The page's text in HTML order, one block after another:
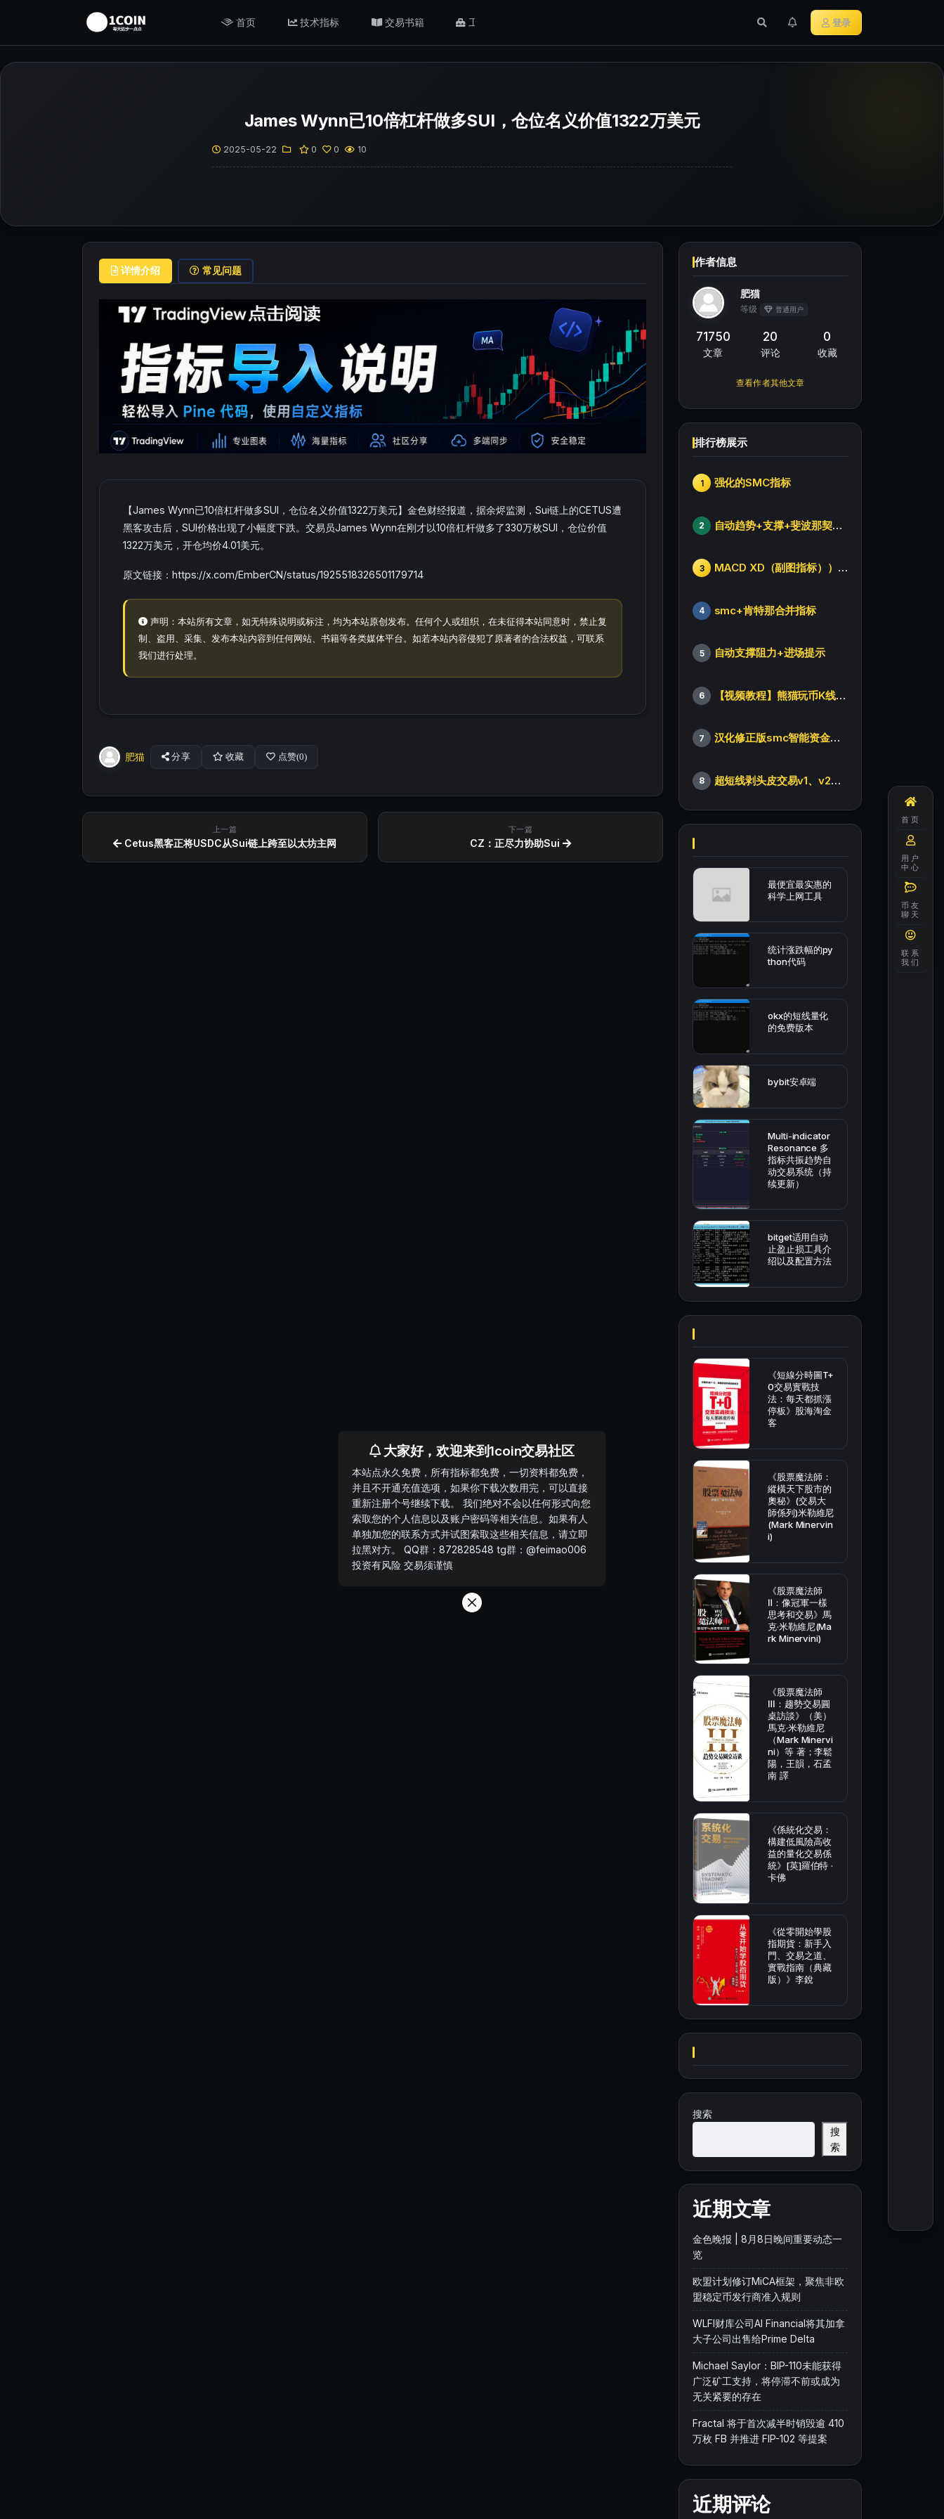
首页 技术指标 交易书籍 工具/返佣 登录
James Wynn已10倍杠杆做多SUI，仓位名义价值1322万美元
2025-05-22 0 0 10
详情介绍 常见问题
【James Wynn已10倍杠杆做多SUI，仓位名义价值1322万美元】金色财经报道，据余烬监测，Sui链上的CETUS遭
黑客攻击后，SUI价格出现了小幅度下跌。交易员James Wynn在刚才以10倍杠杆做多了330万枚SUI，仓位价值
1322万美元，开仓均价4.01美元。
原文链接：https://x.com/EmberCN/status/1925518326501179714
声明：本站所有文章，如无特殊说明或标注，均为本站原创发布。任何个人或组织，在未征得本站同意时，禁止复
制、盗用、采集、发布本站内容到任何网站、书籍等各类媒体平台。如若本站内容侵犯了原著者的合法权益，可联系
我们进行处理。
肥猫 分享 收藏 点赞(0)
上一篇
Cetus黑客正将USDC从Sui链上跨至以太坊主网
下一篇
CZ：正尽力协助Sui
作者信息
肥猫
等级 普通用户
71750
文章
20
评论
0
收藏
查看作者其他文章
排行榜展示
1 强化的SMC指标
2 自动趋势+支撑+斐波那契+箱体
3 MACD XD（副图指标））修改版
4 smc+肯特那合并指标
5 自动支撑阻力+进场提示
6 【视频教程】熊猫玩币K线后的秘密（全集）
7 汉化修正版smc智能资金订单指标
8 超短线剥头皮交易v1、v2版本
最便宜最实惠的
科学上网工具
统计涨跌幅的py
thon代码
okx的短线量化
的免费版本
bybit安卓端
Multi-indicator
Resonance 多
指标共振趋势自
动交易系统（持
续更新）
bitget适用自动
止盈止损工具介
绍以及配置方法
《短線分時圖T+
0交易實戰技
法：每天都抓漲
停板》股海淘金
客
《股票魔法師：
縱橫天下股市的
奧秘》(交易大
師係列)米勒維尼
(Mark Minervin
i)
《股票魔法師
Ⅱ：像冠軍一樣
思考和交易》馬
克·米勒維尼(Ma
rk Minervini)
《股票魔法師
Ⅲ：趨勢交易圓
桌訪談》（美）
馬克·米勒維尼
（Mark Minervi
ni）等 著；李鬆
陽，王韻，石孟
南 譯
《係統化交易：
構建低風險高收
益的量化交易係
統》[英]羅伯特 ·
卡佛
《從零開始學股
指期貨：新手入
門、交易之道、
實戰指南（典藏
版）》李銳
搜索
搜
索
近期文章
金色晚报 | 8月8日晚间重要动态一
览
欧盟计划修订MiCA框架，聚焦非欧
盟稳定币发行商准入规则
WLFI财库公司AI Financial将其加拿
大子公司出售给Prime Delta
Michael Saylor：BIP-110未能获得
广泛矿工支持，将停滞不前或成为
无关紧要的存在
Fractal 将于首次减半时销毁逾 410
万枚 FB 并推进 FIP-102 等提案
近期评论
首页
用户
中心
币友
聊天
联系
我们
大家好，欢迎来到1coin交易社区
本站点永久免费，所有指标都免费，一切资料都免费，
并且不开通充值选项，如果你下载次数用完，可以直接
重新注册个号继续下载。 我们绝对不会以任何形式向您
索取您的个人信息以及账户密码等相关信息。如果有人
单独加您的联系方式并试图索取这些相关信息，请立即
拉黑对方。 QQ群：872828548 tg群：@feimao006
投资有风险 交易须谨慎